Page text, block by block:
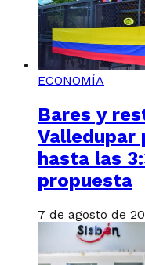
ECONOMÍA
Bares y
Valledupar
hasta las
propuesta
7 de agosto de